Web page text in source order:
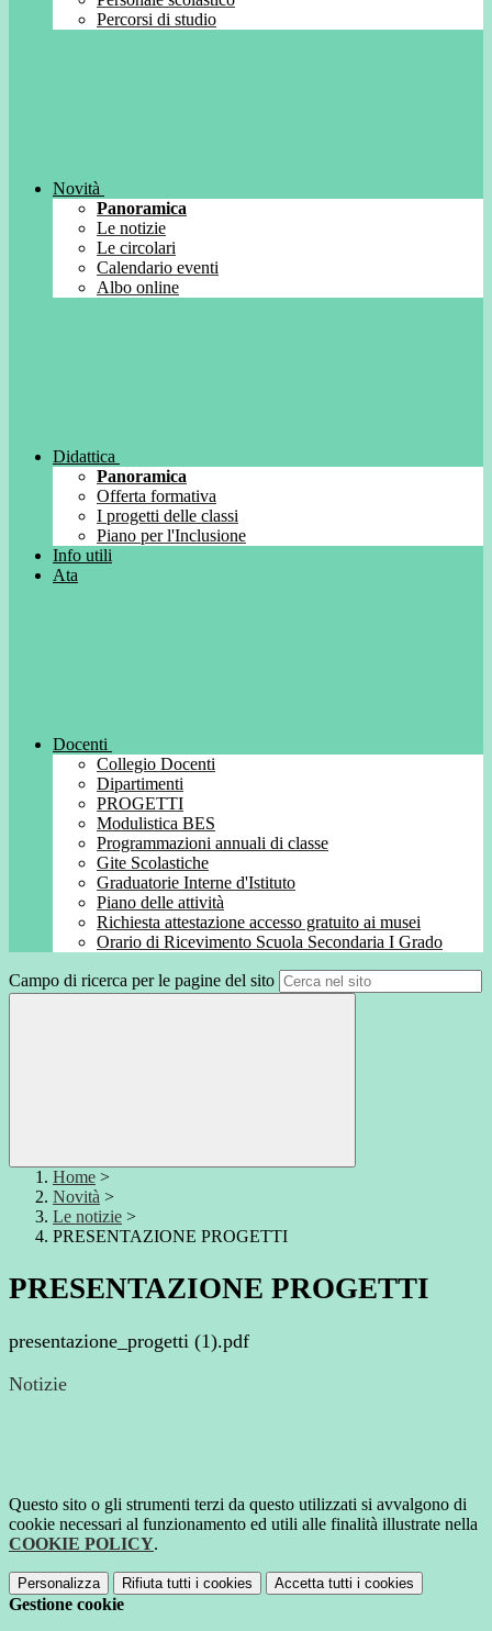
Percorsi di studio
Novità
Panoramica
Le notizie
Le circolari
Calendario eventi
Albo online
Didattica
Panoramica
Offerta formativa
I progetti delle classi
Piano per l'Inclusione
Info utili
Ata
Docenti
Collegio Docenti
Dipartimenti
PROGETTI
Modulistica BES
Programmazioni annuali di classe
Gite Scolastiche
Graduatorie Interne d'Istituto
Piano delle attività
Richiesta attestazione accesso gratuito ai musei
Orario di Ricevimento Scuola Secondaria I Grado
Campo di ricerca per le pagine del sito
Home >
Novità >
Le notizie >
PRESENTAZIONE PROGETTI
PRESENTAZIONE PROGETTI
presentazione_progetti (1).pdf
Notizie
Questo sito o gli strumenti terzi da questo utilizzati si avvalgono di
cookie necessari al funzionamento ed utili alle finalità illustrate nella
COOKIE POLICY.
Personalizza Rifiuta tutti i cookies Accetta tutti i cookies
Gestione cookie